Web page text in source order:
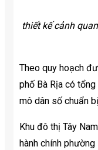
thiết kế cảnh
Theo quy hoạch
phố Bà Rịa có
mô dân số chuẩn
Khu đô thị Tây
hành chính